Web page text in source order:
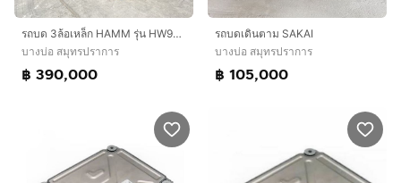
รถบด 3ล้อเหล็ก HAMM รุ่น HW90-10 หนัก 10ตัน รถเก่านอกนำเข้า
บางบ่อ สมุทรปราการ
฿ 390,000
รถบดเดินตาม SAKAI
บางบ่อ สมุทรปราการ
฿ 105,000